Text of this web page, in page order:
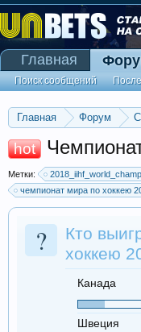
Главная Форум
Ставки на хоккей
hot
Метки:
чемпионат мира по хоккею
?
Кто
хоккею
Канада
Швеция
Главная
Поиск сообщений